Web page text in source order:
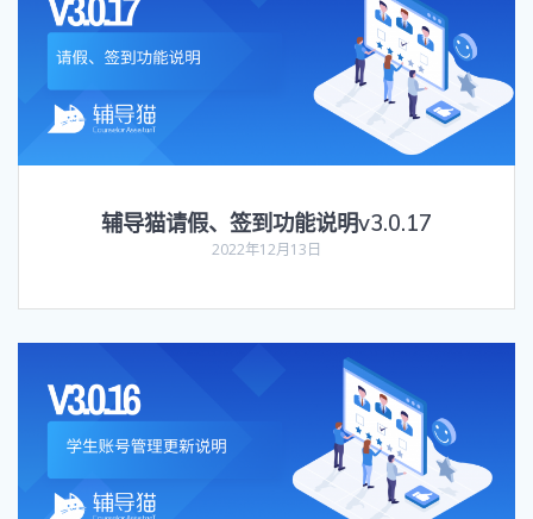
辅导猫请假、签到功能说明v3.0.17
2022年12月13日